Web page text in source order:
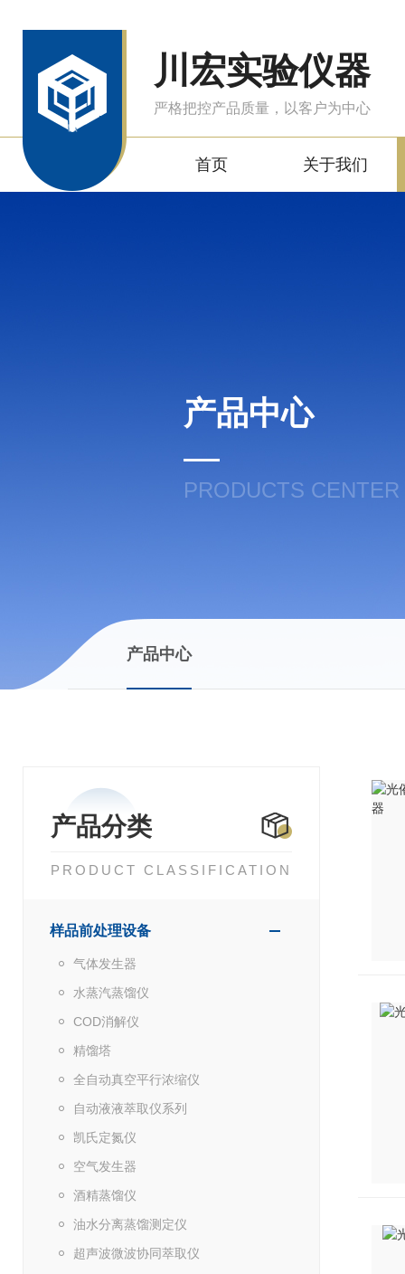
川宏实验仪器
严格把控产品质量，以客户为中心
首页 关于我们
产品中心
PRODUCTS CENTER
产品中心
产品分类
PRODUCT CLASSIFICATION
样品前处理设备
气体发生器
水蒸汽蒸馏仪
COD消解仪
精馏塔
全自动真空平行浓缩仪
自动液液萃取仪系列
凯氏定氮仪
空气发生器
酒精蒸馏仪
油水分离蒸馏测定仪
超声波微波协同萃取仪